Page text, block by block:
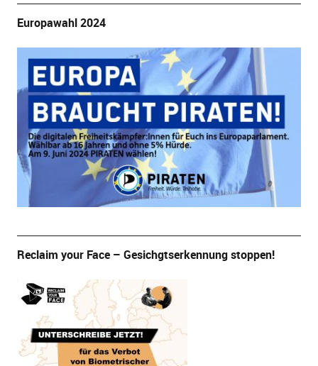
Europawahl 2024
Reclaim your Face – Gesichgtserkennung stoppen!